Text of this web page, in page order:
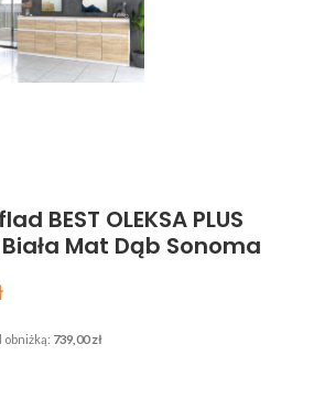
BEST OLEKSA PLUS
Mat Dąb Sonoma
obniżką: 739,00zł